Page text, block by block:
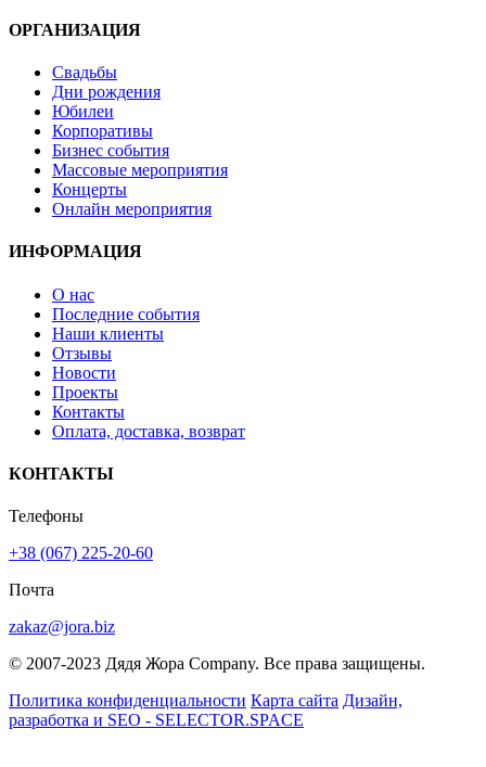
ОРГАНИЗАЦИЯ
Свадьбы
Дни рождения
Юбилеи
Корпоративы
Бизнес события
Массовые мероприятия
Концерты
Онлайн мероприятия
ИНФОРМАЦИЯ
О нас
Последние события
Наши клиенты
Отзывы
Новости
Проекты
Контакты
Оплата, доставка, возврат
КОНТАКТЫ
Телефоны
+38 (067) 225-20-60
Почта
zakaz@jora.biz
© 2007-2023 Дядя Жора Company. Все права защищены.
Политика конфиденциальности Карта сайта Дизайн,
разработка и SEO - SELECTOR.SPACE